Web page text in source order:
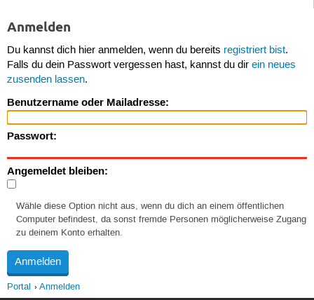
Anmelden
Du kannst dich hier anmelden, wenn du bereits registriert bist.
Falls du dein Passwort vergessen hast, kannst du dir ein neues
zusenden lassen.
Benutzername oder Mailadresse:
Passwort:
Angemeldet bleiben:
Wähle diese Option nicht aus, wenn du dich an einem öffentlichen
Computer befindest, da sonst fremde Personen möglicherweise Zugang
zu deinem Konto erhalten.
Portal Anmelden